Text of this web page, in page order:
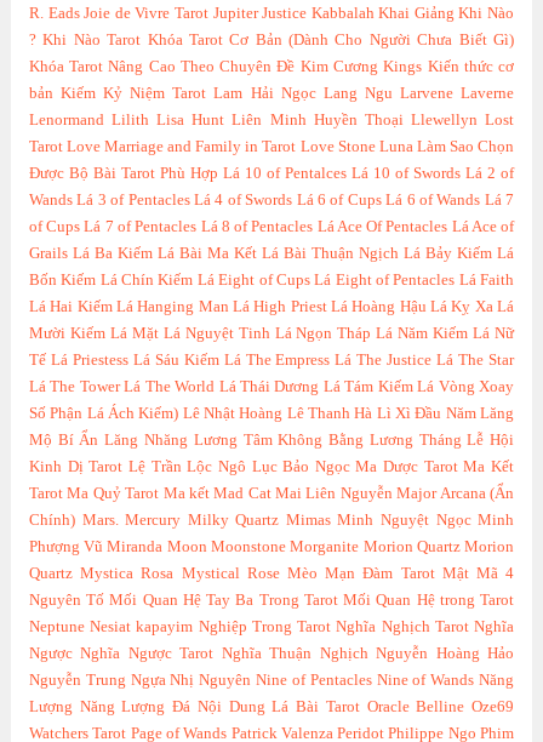
R. Eads Joie de Vivre Tarot Jupiter Justice Kabbalah Khai Giảng Khi Nào
? Khi Nào Tarot Khóa Tarot Cơ Bản (Dành Cho Người Chưa Biết Gì)
Khóa Tarot Nâng Cao Theo Chuyên Đề Kim Cương Kings Kiến thức cơ
bản Kiếm Kỷ Niệm Tarot Lam Hải Ngọc Lang Ngu Larvene Laverne
Lenormand Lilith Lisa Hunt Liên Minh Huyền Thoại Llewellyn Lost
Tarot Love Marriage and Family in Tarot Love Stone Luna Làm Sao Chọn
Được Bộ Bài Tarot Phù Hợp Lá 10 of Pentalces Lá 10 of Swords Lá 2 of
Wands Lá 3 of Pentacles Lá 4 of Swords Lá 6 of Cups Lá 6 of Wands Lá 7
of Cups Lá 7 of Pentacles Lá 8 of Pentacles Lá Ace Of Pentacles Lá Ace of
Grails Lá Ba Kiếm Lá Bài Ma Kết Lá Bài Thuận Ngịch Lá Bảy Kiếm Lá
Bốn Kiếm Lá Chín Kiếm Lá Eight of Cups Lá Eight of Pentacles Lá Faith
Lá Hai Kiếm Lá Hanging Man Lá High Priest Lá Hoàng Hậu Lá Kỵ Xa Lá
Mười Kiếm Lá Mặt Lá Nguyệt Tinh Lá Ngọn Tháp Lá Năm Kiếm Lá Nữ
Tế Lá Priestess Lá Sáu Kiếm Lá The Empress Lá The Justice Lá The Star
Lá The Tower Lá The World Lá Thái Dương Lá Tám Kiếm Lá Vòng Xoay
Số Phận Lá Ách Kiếm) Lê Nhật Hoàng Lê Thanh Hà Lì Xì Đầu Năm Lăng
Mộ Bí Ẩn Lăng Nhăng Lương Tâm Không Bằng Lương Tháng Lễ Hội
Kinh Dị Tarot Lệ Trần Lộc Ngô Lục Bảo Ngọc Ma Dược Tarot Ma Kết
Tarot Ma Quỷ Tarot Ma kết Mad Cat Mai Liên Nguyễn Major Arcana (Ẩn
Chính) Mars. Mercury Milky Quartz Mimas Minh Nguyệt Ngọc Minh
Phượng Vũ Miranda Moon Moonstone Morganite Morion Quartz Morion
Quartz Mystica Rosa Mystical Rose Mèo Mạn Đàm Tarot Mật Mã 4
Nguyên Tố Mối Quan Hệ Tay Ba Trong Tarot Mối Quan Hệ trong Tarot
Neptune Nesiat kapayim Nghiệp Trong Tarot Nghĩa Nghịch Tarot Nghĩa
Ngược Nghĩa Ngược Tarot Nghĩa Thuận Nghịch Nguyễn Hoàng Hảo
Nguyễn Trung Ngựa Nhị Nguyên Nine of Pentacles Nine of Wands Năng
Lượng Năng Lượng Đá Nội Dung Lá Bài Tarot Oracle Belline Oze69
Watchers Tarot Page of Wands Patrick Valenza Peridot Philippe Ngo Phim